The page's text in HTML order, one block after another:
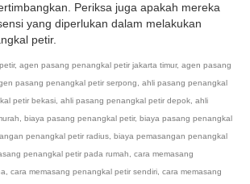
Periksa juga apakah mereka
yang diperlukan dalam melakukan
petir.
, agen pasang penangkal petir jakarta timur, agen pasang
pasang penangkal petir serpong
ahli pasang penangkal
petir bekasi ahli pasang penangkal petir depok ahli
biaya pasang penangkal petir, biaya pasang penangkal
penangkal petir radius biaya pemasangan penangkal
penangkal petir pada rumah
cara memasang
cara memasang penangkal petir sendiri cara memasang